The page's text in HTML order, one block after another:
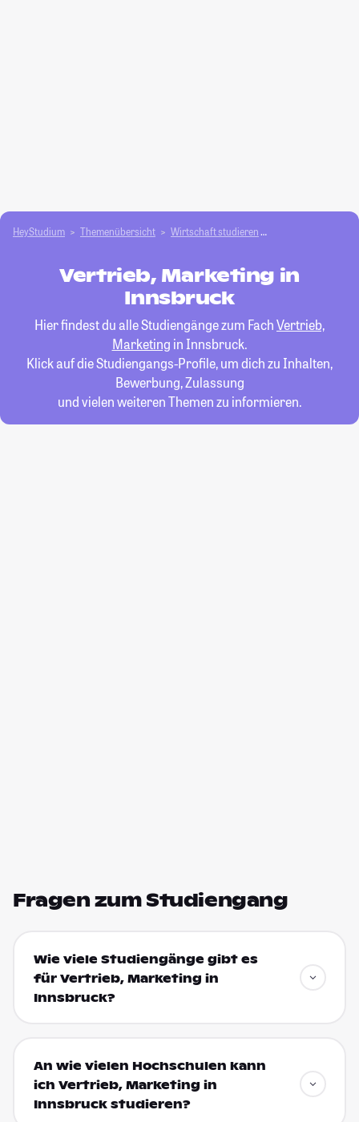
HeyStudium Themenübersicht Wirtschaft studieren
Vertrieb, Marketing in
Innsbruck
Hier findest du alle Studiengänge zum FachVertrieb,
Marketing in Innsbruck.
Klick auf die Studiengangs-Profile, um dich zu Inhalten,
Bewerbung, Zulassung
und vielen weiteren Themen zu informieren.
Fragen zum Studiengang
Wie viele Studiengänge gibt es
für Vertrieb, Marketing in
Innsbruck?
An wie vielen Hochschulen kann
ich Vertrieb, Marketing in
Innsbruck studieren?